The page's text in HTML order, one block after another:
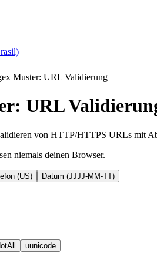
Muster: URL Validierung
URL
von HTTP/HTTPS URLs mit
niemals deinen Browser.
(US) Datum (JJJJ-MM-TT)
uunicode